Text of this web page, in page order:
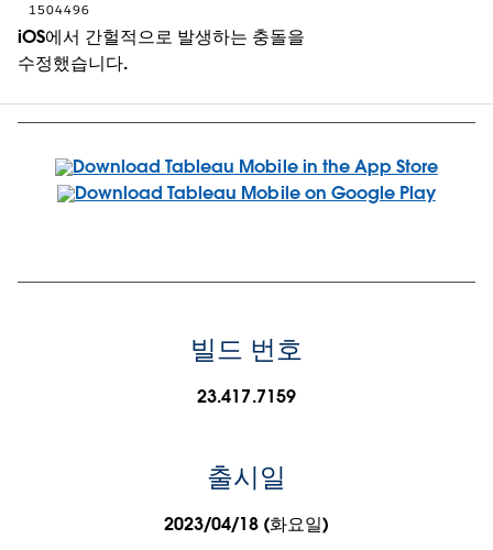
1504496
iOS에서 간헐적으로 발생하는 충돌을
수정했습니다.
빌드 번호
23.417.7159
출시일
2023/04/18 (화요일)